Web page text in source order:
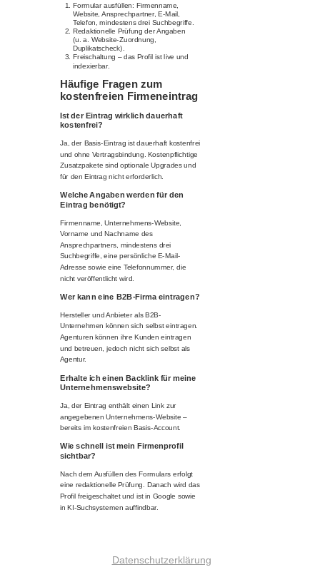
Datenschutzerklärung
Formular ausfüllen: Firmenname,
Website, Ansprechpartner, E-Mail,
Telefon, mindestens drei Suchbegriffe.
Redaktionelle Prüfung der Angaben
(u. a. Website-Zuordnung,
Duplikatscheck).
Freischaltung – das Profil ist live und
indexierbar.
Häufige Fragen zum
kostenfreien Firmeneintrag
Ist der Eintrag wirklich dauerhaft
kostenfrei?
Ja, der Basis-Eintrag ist dauerhaft kostenfrei
und ohne Vertragsbindung. Kostenpflichtige
Zusatzpakete sind optionale Upgrades und
für den Eintrag nicht erforderlich.
Welche Angaben werden für den
Eintrag benötigt?
Firmenname, Unternehmens-Website,
Vorname und Nachname des
Ansprechpartners, mindestens drei
Suchbegriffe, eine persönliche E-Mail-
Adresse sowie eine Telefonnummer, die
nicht veröffentlicht wird.
Wer kann eine B2B-Firma eintragen?
Hersteller und Anbieter als B2B-
Unternehmen können sich selbst eintragen.
Agenturen können ihre Kunden eintragen
und betreuen, jedoch nicht sich selbst als
Agentur.
Erhalte ich einen Backlink für meine
Unternehmenswebsite?
Ja, der Eintrag enthält einen Link zur
angegebenen Unternehmens-Website –
bereits im kostenfreien Basis-Account.
Wie schnell ist mein Firmenprofil
sichtbar?
Nach dem Ausfüllen des Formulars erfolgt
eine redaktionelle Prüfung. Danach wird das
Profil freigeschaltet und ist in Google sowie
in KI-Suchsystemen auffindbar.